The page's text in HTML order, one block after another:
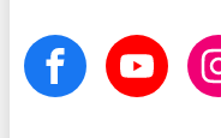
facebook Youtube